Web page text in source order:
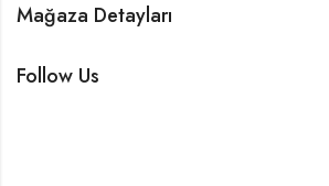
Mağaza Detayları
Follow Us